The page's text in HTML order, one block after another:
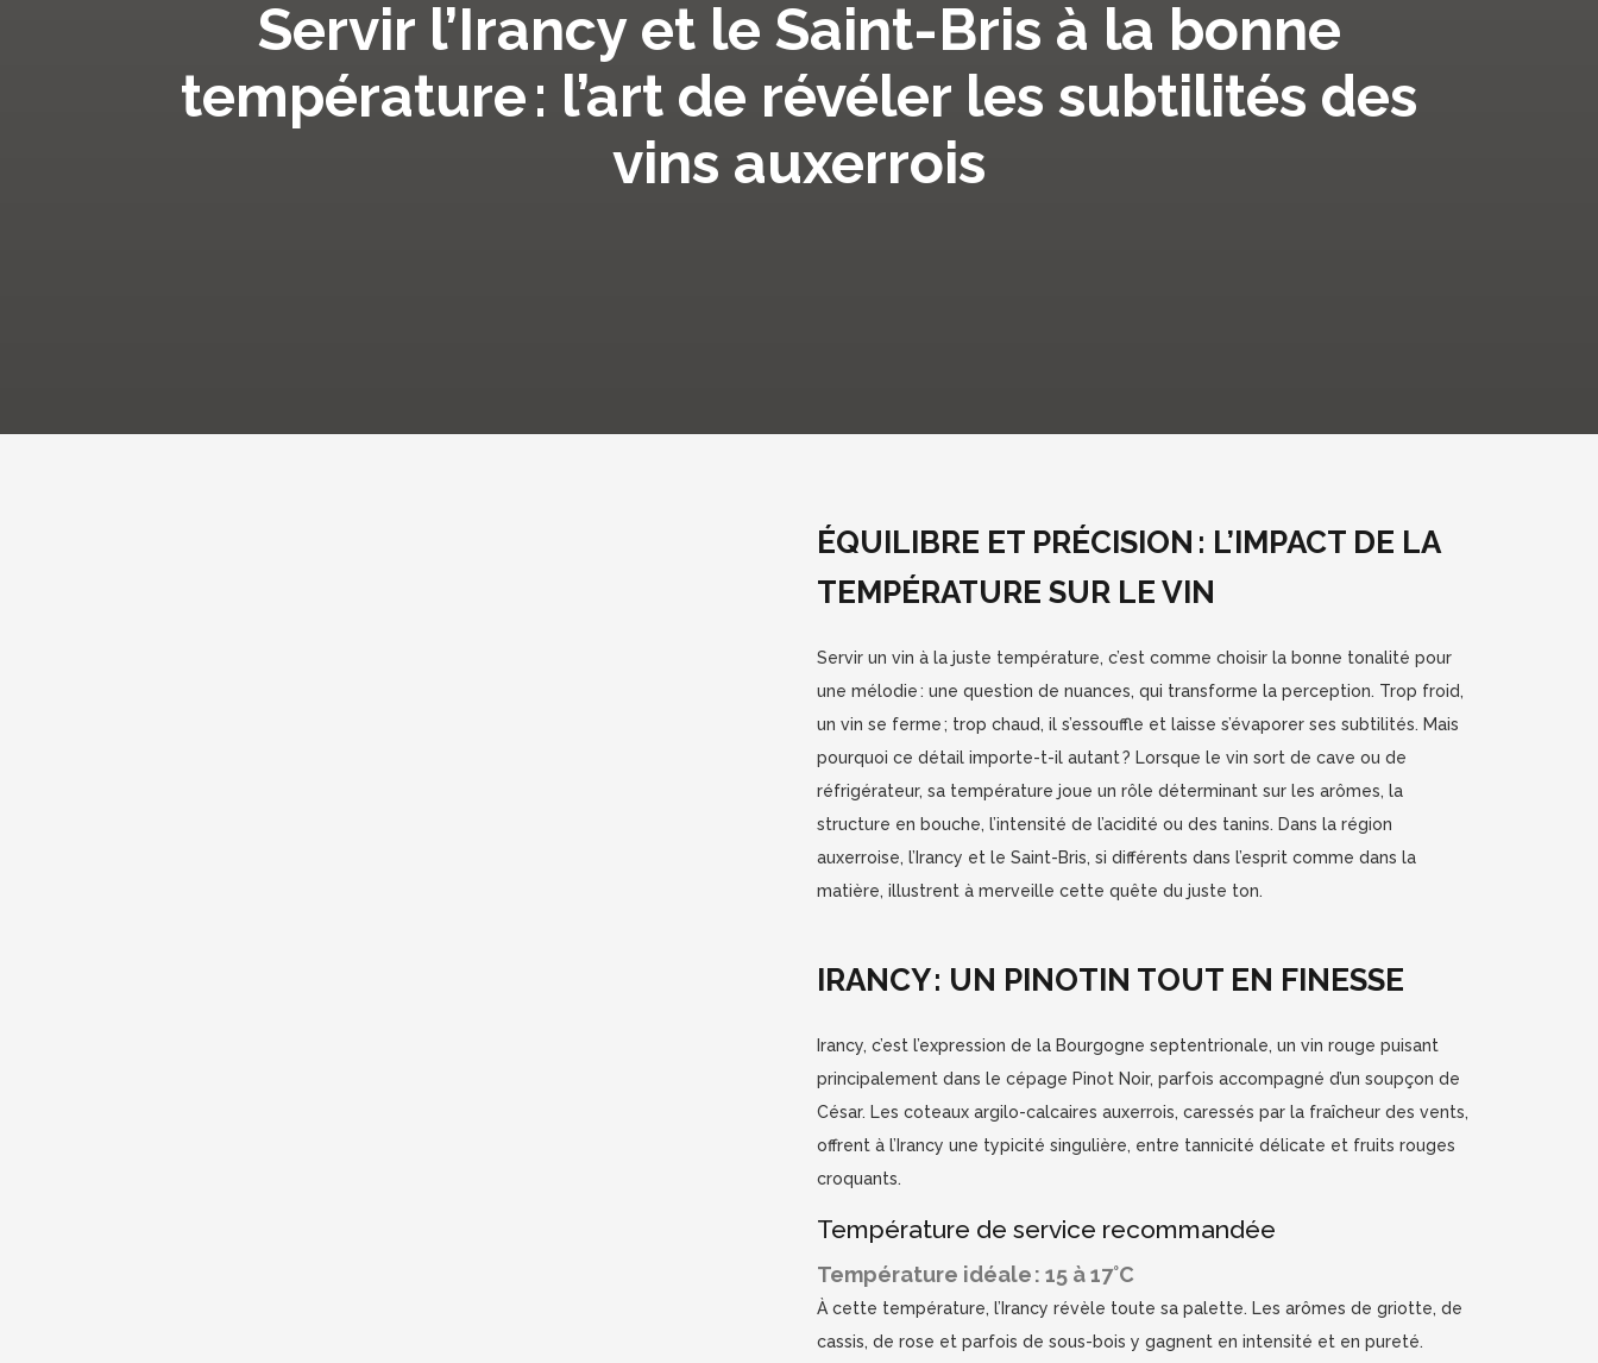
Servir l’Irancy et le Saint-Bris à la bonne
température : l’art de révéler les subtilités des
vins auxerrois
ÉQUILIBRE ET PRÉCISION : L’IMPACT DE LA
TEMPÉRATURE SUR LE VIN
Servir un vin à la juste température, c’est comme choisir la bonne tonalité pour
une mélodie : une question de nuances, qui transforme la perception. Trop froid,
un vin se ferme ; trop chaud, il s’essouffle et laisse s’évaporer ses subtilités. Mais
pourquoi ce détail importe-t-il autant ? Lorsque le vin sort de cave ou de
réfrigérateur, sa température joue un rôle déterminant sur les arômes, la
structure en bouche, l’intensité de l’acidité ou des tanins. Dans la région
auxerroise, l’Irancy et le Saint-Bris, si différents dans l’esprit comme dans la
matière, illustrent à merveille cette quête du juste ton.
IRANCY : UN PINOTIN TOUT EN FINESSE
Irancy, c’est l’expression de la Bourgogne septentrionale, un vin rouge puisant
principalement dans le cépage Pinot Noir, parfois accompagné d’un soupçon de
César. Les coteaux argilo-calcaires auxerrois, caressés par la fraîcheur des vents,
offrent à l’Irancy une typicité singulière, entre tannicité délicate et fruits rouges
croquants.
Température de service recommandée
Température idéale : 15 à 17°C
À cette température, l’Irancy révèle toute sa palette. Les arômes de griotte, de
cassis, de rose et parfois de sous-bois y gagnent en intensité et en pureté.